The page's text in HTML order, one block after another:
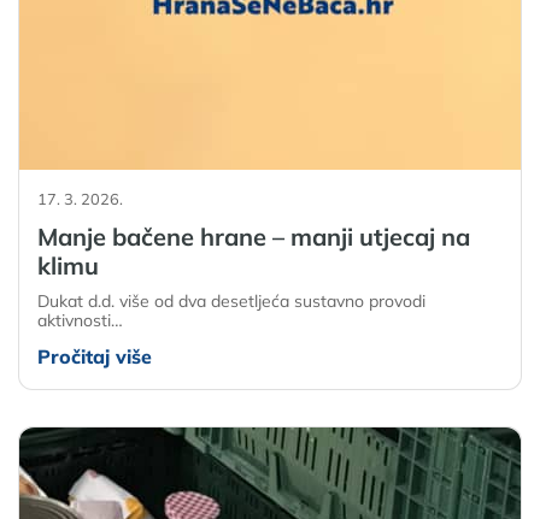
17. 3. 2026.
Manje bačene hrane – manji utjecaj na
klimu
Dukat d.d. više od dva desetljeća sustavno provodi
aktivnosti…
Pročitaj više